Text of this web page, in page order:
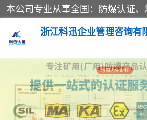
浙江科迅企业管理咨询有
煤安认证 防爆
防爆合格证 矿安